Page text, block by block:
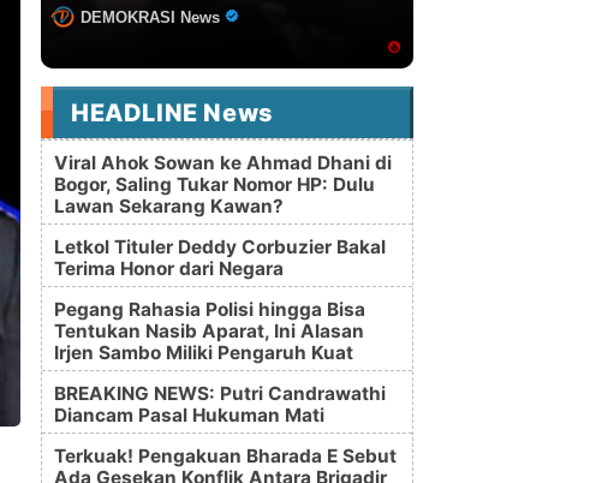
DEMOKRASI News
HEADLINE News
Viral Ahok Sowan ke Ahmad Dhani di
Bogor, Saling Tukar Nomor HP: Dulu
Lawan Sekarang Kawan?
Letkol Tituler Deddy Corbuzier Bakal
Terima Honor dari Negara
Pegang Rahasia Polisi hingga Bisa
Tentukan Nasib Aparat, Ini Alasan
Irjen Sambo Miliki Pengaruh Kuat
BREAKING NEWS: Putri Candrawathi
Diancam Pasal Hukuman Mati
Terkuak! Pengakuan Bharada E Sebut
Ada Gesekan Konflik Antara Brigadir